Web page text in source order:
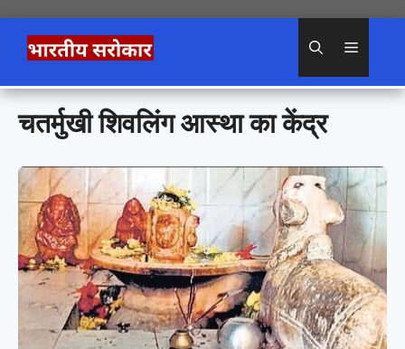
content
Menu
चतर्मुखी शिवलिंग आस्था का केंद्र